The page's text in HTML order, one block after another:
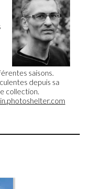
saisons.
depuis sa
collection.